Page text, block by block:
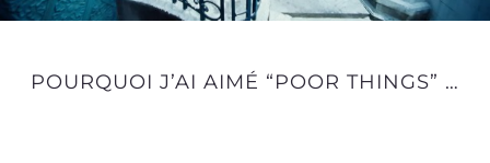
POURQUOI J’AI AIMÉ “POOR THINGS” …